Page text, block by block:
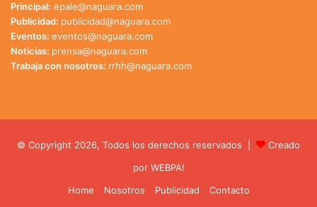
Principal: epale@naguara.com
Publicidad: publicidad@naguara.com
Eventos: eventos@naguara.com
Noticias: prensa@naguara.com
Trabaja con nosotros: rrhh@naguara.com
© Copyright 2026, Todos los derechos reservados |
Creado
por WEBPA!
Home
Nosotros Publicidad Contacto